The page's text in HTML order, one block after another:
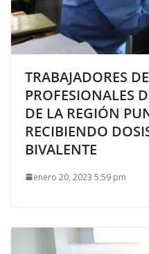
TRABAJADORES
PROFESIONALES
DE LA REGIÓN
RECIBIENDO
BIVALENTE
enero 20, 2023 5:59 pm